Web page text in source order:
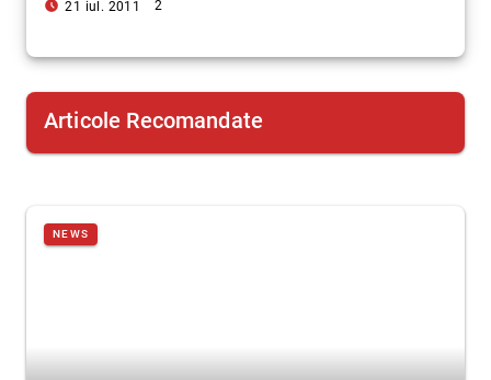
access_time_filled 21 iul. 2011
2
Articole Recomandate
NEWS